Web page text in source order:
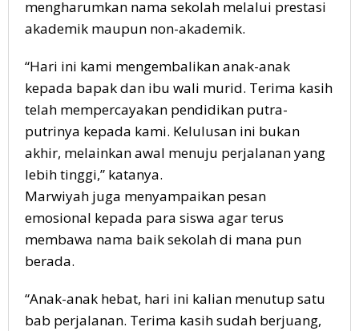
mengharumkan nama sekolah melalui prestasi
akademik maupun non-akademik.
“Hari ini kami mengembalikan anak-anak
kepada bapak dan ibu wali murid. Terima kasih
telah mempercayakan pendidikan putra-
putrinya kepada kami. Kelulusan ini bukan
akhir, melainkan awal menuju perjalanan yang
lebih tinggi,” katanya.
Marwiyah juga menyampaikan pesan
emosional kepada para siswa agar terus
membawa nama baik sekolah di mana pun
berada.
“Anak-anak hebat, hari ini kalian menutup satu
bab perjalanan. Terima kasih sudah berjuang,